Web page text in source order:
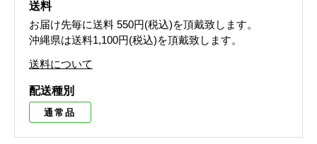
送料
お届け先毎に送料 550円(税込)を頂戴致します。
沖縄県は送料1,100円(税込)を頂戴致します。
送料について
配送種別
通常品